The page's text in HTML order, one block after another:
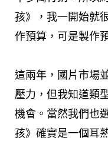
孩》，我一開始就
作預算，可是製作
這兩年，國片市場
壓力，但我知道類
機會。當然我們也
孩》確實是一個耳